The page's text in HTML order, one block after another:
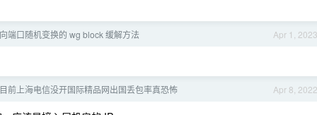
Apr 1, 2023
端口随机变换的 wg block 缓解方法
Apr 8, 2022
目前上海电信没开国际精品网出国丢包率真恐怖